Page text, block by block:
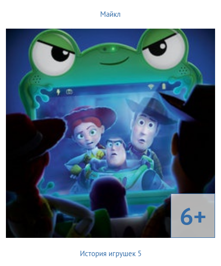
Майкл
6+
История игрушек 5